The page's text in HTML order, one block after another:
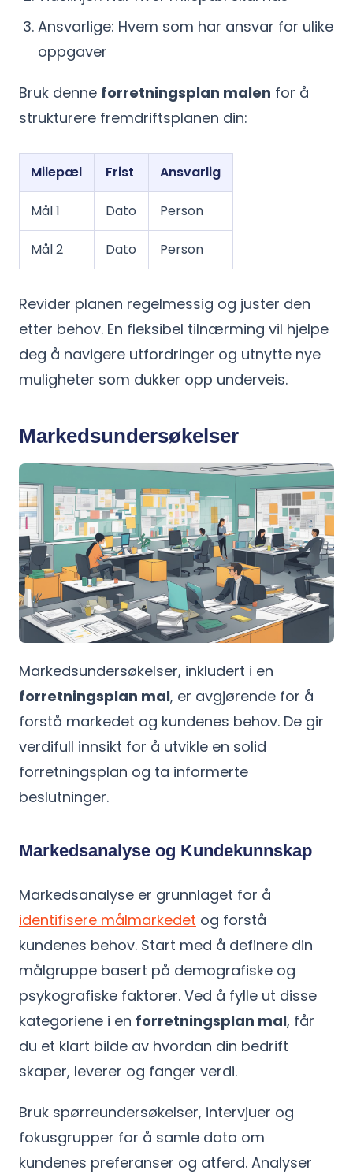
Ansvarlige: Hvem som har ansvar for ulike
oppgaver
Bruk denne forretningsplan malen for å
strukturere fremdriftsplanen din:
Milepæl Frist Ansvarlig
Mål 1 Dato Person
Mål 2 Dato Person
Revider planen regelmessig og juster den
etter behov. En fleksibel tilnærming vil hjelpe
deg å navigere utfordringer og utnytte nye
muligheter som dukker opp underveis.
Markedsundersøkelser
Markedsundersøkelser, inkludert i en
forretningsplan mal, er avgjørende for å
forstå markedet og kundenes behov. De gir
verdifull innsikt for å utvikle en solid
forretningsplan og ta informerte
beslutninger.
Markedsanalyse og Kundekunnskap
Markedsanalyse er grunnlaget for å
identifisere målmarkedet og forstå
kundenes behov. Start med å definere din
målgruppe basert på demografiske og
psykografiske faktorer. Ved å fylle ut disse
kategoriene i en forretningsplan mal, får
du et klart bilde av hvordan din bedrift
skaper, leverer og fanger verdi.
Bruk spørreundersøkelser, intervjuer og
fokusgrupper for å samle data om
kundenes preferanser og atferd. Analyser